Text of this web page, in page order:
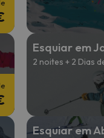
Esquiar em
2 noites + 2 Dias
Esquiar em